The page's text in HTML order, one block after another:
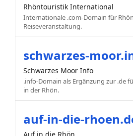
Rhöntouristik International
Internationale .com-Domain für
Reiseveranstaltung.
schwarzes-
Schwarzes Moor Info
.info-Domain als Ergänzung zur .de
in der Rhön.
auf-in-die-